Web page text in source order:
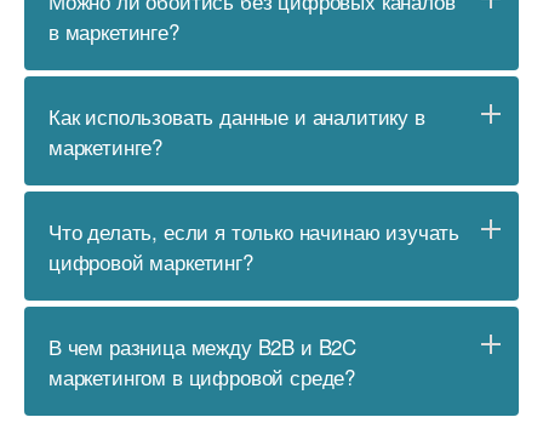
маркетинге?
Как использовать данные и аналитику
маркетинге?
Что делать, если я только начинаю изучать
цифровой маркетинг?
чем разница между B2B и B2C
маркетингом в цифровой среде?